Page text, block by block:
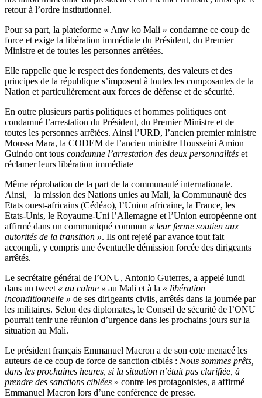
retour à l’ordre institutionnel.
Pour sa part, la plateforme « Anw ko Mali » condamne ce coup de
force et exige la libération immédiate du Président, du Premier
Ministre et de toutes les personnes arrêtées.
Elle rappelle que le respect des fondements, des valeurs et des
principes de la république s’imposent à toutes les composantes de la
Nation et particulièrement aux forces de défense et de sécurité.
En outre plusieurs partis politiques et hommes politiques ont
condamné l’arrestation du Président, du Premier Ministre et de
toutes les personnes arrêtées. Ainsi l’URD, l’ancien premier ministre
Moussa Mara, la CODEM de l’ancien ministre Housseini Amion
Guindo ont tous condamne l’arrestation des deux personnalités et
réclamer leurs libération immédiate
Même réprobation de la part de la communauté internationale.
Ainsi, la mission des Nations unies au Mali, la Communauté des
Etats ouest-africains (Cédéao), l’Union africaine, la France, les
Etats-Unis, le Royaume-Uni l’Allemagne et l’Union européenne ont
affirmé dans un communiqué commun « leur ferme soutien aux
autorités de la transition ». Ils ont rejeté par avance tout fait
accompli, y compris une éventuelle démission forcée des dirigeants
arrêtés.
Le secrétaire général de l’ONU, Antonio Guterres, a appelé lundi
dans un tweet « au calme » au Mali et à la « libération
inconditionnelle » de ses dirigeants civils, arrêtés dans la journée par
les militaires. Selon des diplomates, le Conseil de sécurité de l’ONU
pourrait tenir une réunion d’urgence dans les prochains jours sur la
situation au Mali.
Le président français Emmanuel Macron a de son cote menacé les
auteurs de ce coup de force de sanction ciblés : Nous sommes prêts,
dans les prochaines heures, si la situation n’était pas clarifiée, à
prendre des sanctions ciblées » contre les protagonistes, a affirmé
Emmanuel Macron lors d’une conférence de presse.